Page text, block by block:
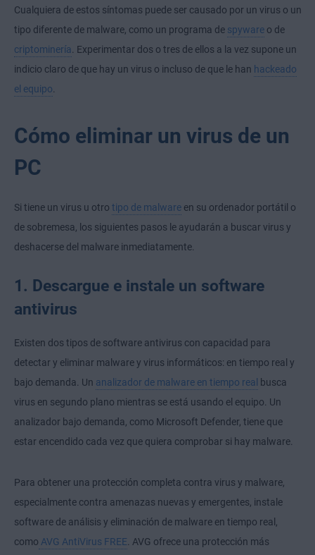
Cualquiera de estos síntomas puede ser causado por un virus o un
tipo diferente de malware, como un programa de spyware o de
criptominería. Experimentar dos o tres de ellos a la vez supone un
indicio claro de que hay un virus o incluso de que le han hackeado
el equipo.
Cómo eliminar un virus de un
PC
Si tiene un virus u otro tipo de malware en su ordenador portátil o
de sobremesa, los siguientes pasos le ayudarán a buscar virus y
deshacerse del malware inmediatamente.
1. Descargue e instale un software
antivirus
Existen dos tipos de software antivirus con capacidad para
detectar y eliminar malware y virus informáticos: en tiempo real y
bajo demanda. Un analizador de malware en tiempo real busca
virus en segundo plano mientras se está usando el equipo. Un
analizador bajo demanda, como Microsoft Defender, tiene que
estar encendido cada vez que quiera comprobar si hay malware.
Para obtener una protección completa contra virus y malware,
especialmente contra amenazas nuevas y emergentes, instale
software de análisis y eliminación de malware en tiempo real,
como AVG AntiVirus FREE. AVG ofrece una protección más